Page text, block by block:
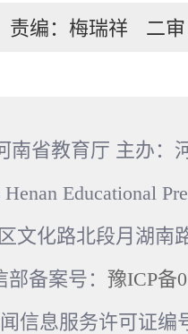
责编：梅瑞祥 二
南省教育厅 主办：
Educational
文化路北段月湖南
部备案号： 豫ICP备
信息服务许可证编